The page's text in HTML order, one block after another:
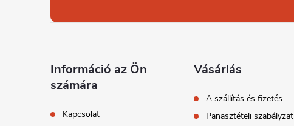
Információ az Ön
számára
Kapcsolat
Vásárlás
A szállítás és fizetés
Panasztételi szabályzat